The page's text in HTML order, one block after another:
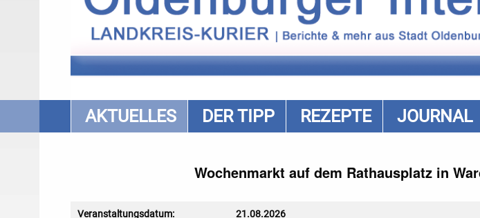
AKTUELLES DER TIPP REZEPTE JOURNAL
Wochenmarkt auf dem Rathausplatz in
Veranstaltungsdatum: 21.08.2026